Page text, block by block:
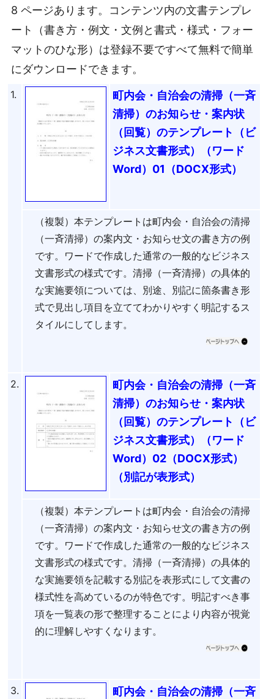
8 ページあります。コンテンツ内の文書テンプレ
ート（書き方・例文・文例と書式・様式・フォー
マットのひな形）は登録不要ですべて無料で簡単
にダウンロードできます。
1.
町内会・自治会の清掃（一斉
清掃）のお知らせ・案内状
（回覧）のテンプレート（ビ
ジネス文書形式）（ワード
Word）01（DOCX形式）
（複製）本テンプレートは町内会・自治会の清掃
（一斉清掃）の案内文・お知らせ文の書き方の例
です。ワードで作成した通常の一般的なビジネス
文書形式の様式です。清掃（一斉清掃）の具体的
な実施要領については、別途、別記に箇条書き形
式で見出し項目を立ててわかりやすく明記するス
タイルにしてします。
2.
町内会・自治会の清掃（一斉
清掃）のお知らせ・案内状
（回覧）のテンプレート（ビ
ジネス文書形式）（ワード
Word）02（DOCX形式）
（別記が表形式）
（複製）本テンプレートは町内会・自治会の清掃
（一斉清掃）の案内文・お知らせ文の書き方の例
です。ワードで作成した通常の一般的なビジネス
文書形式の様式です。清掃（一斉清掃）の具体的
な実施要領を記載する別記を表形式にして文書の
様式性を高めているのが特色です。明記すべき事
項を一覧表の形で整理することにより内容が視覚
的に理解しやすくなります。
3. 町内会・自治会の清掃（一斉